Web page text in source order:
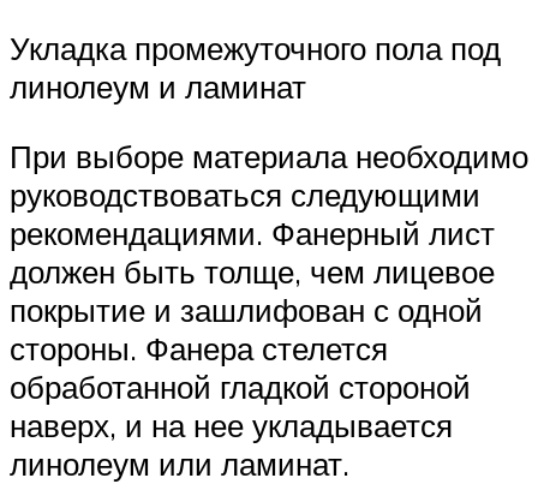
Укладка промежуточного пола под
линолеум и ламинат
При выборе материала необходимо
руководствоваться следующими
рекомендациями. Фанерный лист
должен быть толще, чем лицевое
покрытие и зашлифован с одной
стороны. Фанера стелется
обработанной гладкой стороной
наверх, и на нее укладывается
линолеум или ламинат.